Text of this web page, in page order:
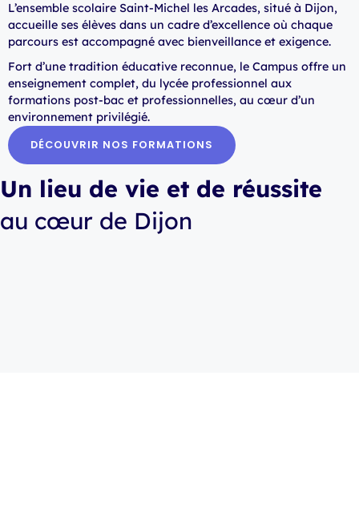
Un lieu de vie et de réussite
au cœur de Dijon
L’ensemble scolaire Saint-Michel les Arcades, situé à Dijon,
accueille ses élèves dans un cadre d’excellence où chaque
parcours est accompagné avec bienveillance et exigence.
Fort d’une tradition éducative reconnue, le Campus offre un
enseignement complet, du lycée professionnel aux
formations post-bac et professionnelles, au cœur d’un
environnement privilégié.
DÉCOUVRIR NOS FORMATIONS